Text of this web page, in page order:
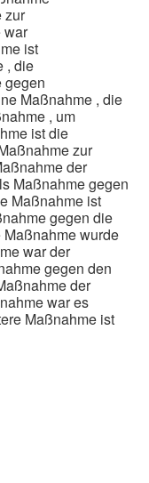
zur
war
ist
, die
gegen
Maßnahme , die
, um
ist die
zur
der
Maßnahme gegen
Maßnahme ist
gegen die
Maßnahme wurde
war der
gegen den
der
war es
Maßnahme ist